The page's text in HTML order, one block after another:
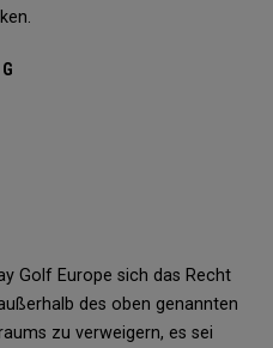
Golf Europe sich das Recht
des oben genannten
zu verweigern, es sei